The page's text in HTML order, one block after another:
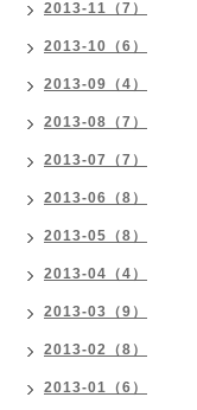
2013-11（7）
2013-10（6）
2013-09（4）
2013-08（7）
2013-07（7）
2013-06（8）
2013-05（8）
2013-04（4）
2013-03（9）
2013-02（8）
2013-01（6）